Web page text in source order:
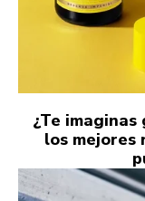
¿Te
los mejores